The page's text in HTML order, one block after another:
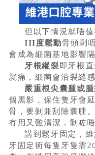
但以下情況就唔值
III度鬆動骨頭剩
會成為細菌基地影響隔
牙根縱裂 即牙根
就痛，細菌會沿裂縫
嚴重根尖囊腫或腫
個黑影，保住隻牙會
骨，要剝兼刮除囊腫
冇用又難清潔，剝咗唔
講到鬆牙固定，
牙固定術每隻牙隻需